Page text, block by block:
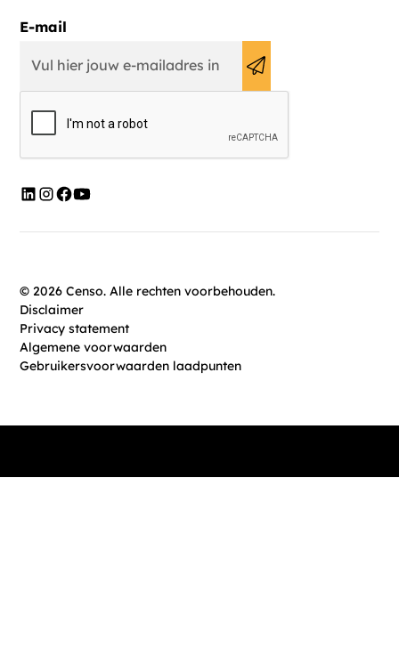
E-mail
©2026 Censo. Alle rechten voorbehouden.
Disclaimer
Privacy statement
Algemene voorwaarden
Gebruikersvoorwaarden laadpunten